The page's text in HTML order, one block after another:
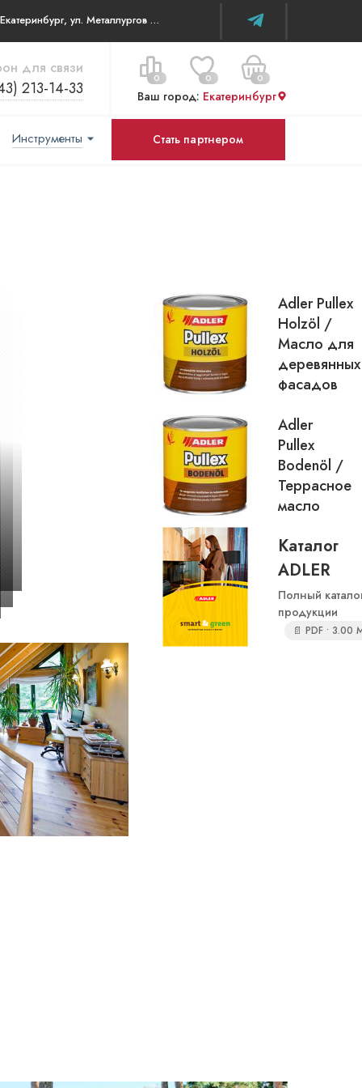
г. Екатеринбург, ул. Металлургов д 84 ТЦ WOW House
для связи
213-14-33
0 0 0
Цена за все:
Перейти в корзину
Ваш город: Екатеринбург
Инструменты Стать партнером
Adler Pullex
Holzöl /
Масло для
деревянных
фасадов
Adler
Pullex
Bodenöl /
Террасное
масло
Каталог
ADLER
Полный
продукции
📄 PDF • 3.00